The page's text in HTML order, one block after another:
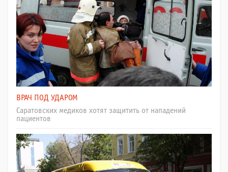
ВРАЧ ПОД УДАРОМ
Саратовских медиков хотят защитить от нападений
пациентов